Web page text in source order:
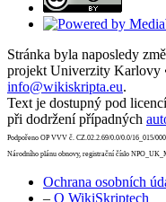
Stránka byla naposledy
projekt Univerzity Karlovy
info@wikiskripta.eu.
Text je dostupný pod
při dodržení případných
Podpořeno OP VVV č. CZ.02.2.69/0.0/0.0/16_015/
Národního plánu obnovy, registrační číslo
Ochrana osobních
– O WikiSkriptech